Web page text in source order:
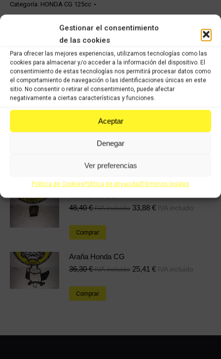
Gestionar el consentimiento
de las cookies
Para ofrecer las mejores experiencias, utilizamos tecnologías como las
cookies para almacenar y/o acceder a la información del dispositivo. El
consentimiento de estas tecnologías nos permitirá procesar datos como
el comportamiento de navegación o las identificaciones únicas en este
sitio. No consentir o retirar el consentimiento, puede afectar
negativamente a ciertas características y funciones.
Aceptar
Denegar
Ver preferencias
Política de CookiesPolítica de privacidadTérminos legales
Categoría: HONDA CG 125cc
Share this product
Share
on
X
Share
on
Facebook
Share
on
Pinterest
Share
on
LinkedIn
Productos relacionados
Eje delantero Honda CG
IVA incluido
Comprar
48,40€ IVA incluido 33,88 € IVA incluido
Comprar
Araña Honda CG
36,30€ IVA incluido 25,41 € IVA incluido
Comprar